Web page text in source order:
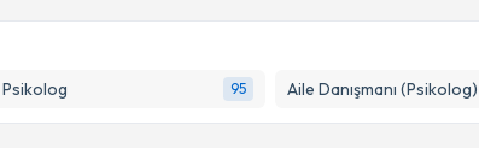
95 Aile Danışmanı (Psikolog)